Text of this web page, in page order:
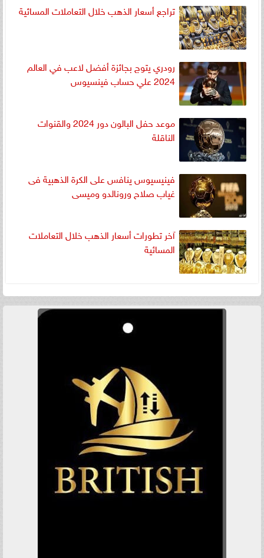
تراجع أسعار الذهب خلال التعاملات المسائية
رودري يتوج بجائزة أفضل لاعب في العالم
2024 علي حساب فينسيوس
موعد حفل البالون دور 2024 والقنوات
الناقلة
فينيسيوس ينافس على الكرة الذهبية فى
غياب صلاح ورونالدو وميسى
آخر تطورات أسعار الذهب خلال التعاملات
المسائية